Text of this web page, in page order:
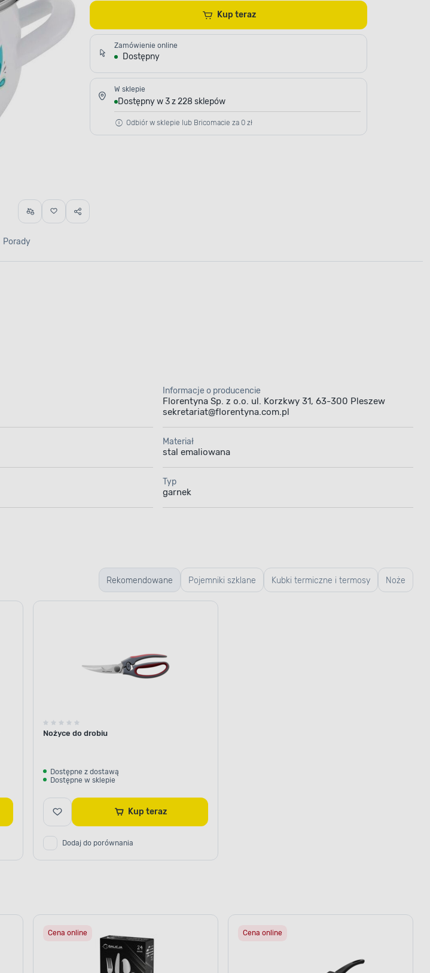
Kup teraz
Zamówienie online
Dostępny
W sklepie
Dostępny w 3 z 228 sklepów
Odbiór w sklepie lub Bricomacie za 0 zł
Porady
Informacje o producencie
Florentyna Sp. z o.o. ul. Korzkwy 31, 63-300 Pleszew
sekretariat@florentyna.com.pl
Materiał
stal emaliowana
Typ
garnek
Rekomendowane Pojemniki szklane Kubki termiczne i termosy Noże
Nożyce do drobiu
Dostępne z dostawą
Dostępne w sklepie
Kup teraz
Dodaj do porównania
Cena online Cena online